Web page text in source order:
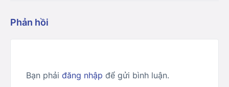
Phản hồi
Bạn phải đăng nhập để gửi bình luận.